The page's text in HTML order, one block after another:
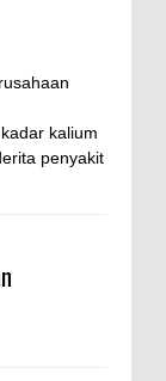
kalium
penyakit